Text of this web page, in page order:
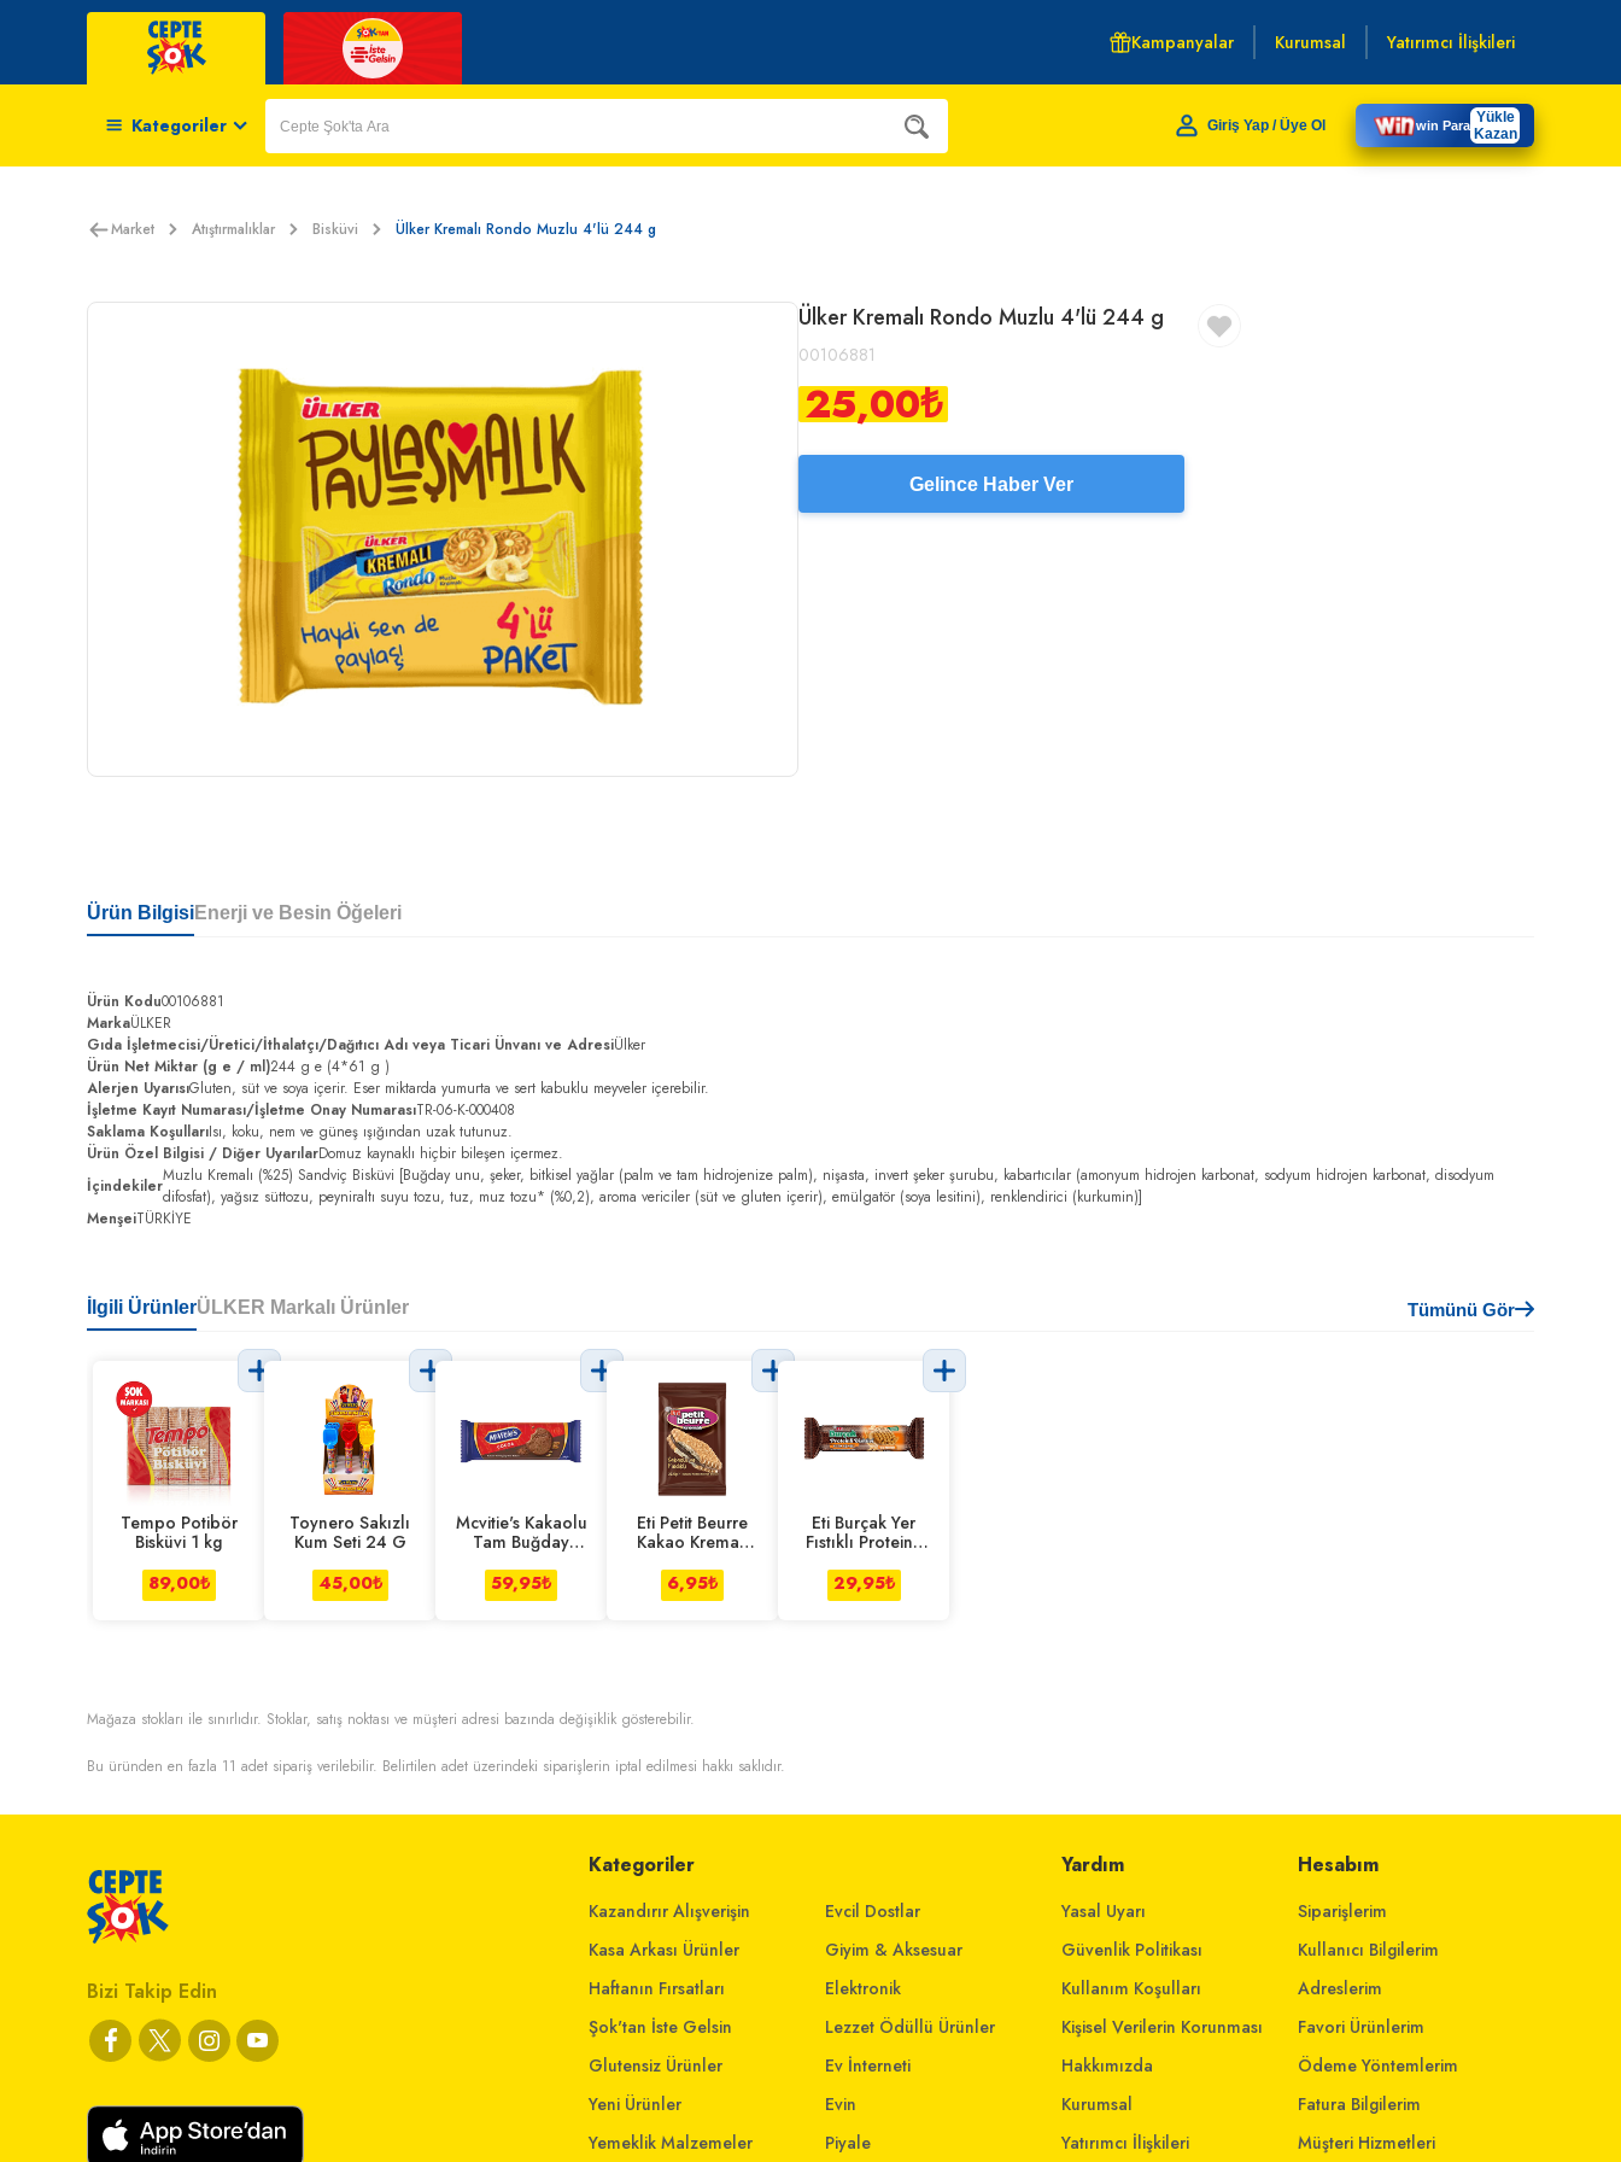
Kampanyalar Kurumsal Yatırımcı İlişkileri
Kategoriler Giriş Yap / Üye Ol win Para Yükle
Kazan
Market Atıştırmalıklar Bisküvi Ülker Kremalı Rondo Muzlu 4'lü 244 g
Ülker Kremalı Rondo Muzlu 4'lü 244 g
00106881
25,00₺
Gelince Haber Ver
Ürün BilgisiEnerji ve Besin Öğeleri
Ürün Kodu00106881
MarkaÜLKER
Gıda İşletmecisi/Üretici/İthalatçı/Dağıtıcı Adı veya Ticari Ünvanı ve AdresiÜlker
Ürün Net Miktar (g e / ml)244 g e (4*61 g )
Alerjen UyarısıGluten, süt ve soya içerir. Eser miktarda yumurta ve sert kabuklu meyveler içerebilir.
İşletme Kayıt Numarası/İşletme Onay NumarasıTR-06-K-000408
Saklama KoşullarıIsı, koku, nem ve güneş ışığından uzak tutunuz.
Ürün Özel Bilgisi / Diğer UyarılarDomuz kaynaklı hiçbir bileşen içermez.
İçindekilerMuzlu Kremalı (%25) Sandviç Bisküvi [Buğday unu, şeker, bitkisel yağlar (palm ve tam hidrojenize palm), nişasta, invert şeker şurubu, kabartıcılar (amonyum hidrojen karbonat, sodyum hidrojen karbonat, disodyum
difosfat), yağsız süttozu, peyniraltı suyu tozu, tuz, muz tozu* (%0,2), aroma vericiler (süt ve gluten içerir), emülgatör (soya lesitini), renklendirici (kurkumin)]
MenşeiTÜRKİYE
İlgili ÜrünlerÜLKER Markalı Ürünler Tümünü Gör
Tempo Potibör
Bisküvi 1 kg
89,00₺
Toynero Sakızlı
Kum Seti 24 G
45,00₺
Mcvitie's Kakaolu
Tam Buğday
G
59,95₺
Eti Petit Beurre
Kakao Kremalı
6,95₺
Eti Burçak Yer
Fıstıklı Proteinli
29,95₺
Mağaza stokları ile sınırlıdır. Stoklar, satış noktası ve müşteri adresi bazında değişiklik gösterebilir.
Bu üründen en fazla 11 adet sipariş verilebilir. Belirtilen adet üzerindeki siparişlerin iptal edilmesi hakkı saklıdır.
Bizi Takip Edin
Kategoriler
Kazandırır Alışverişin
Kasa Arkası Ürünler
Haftanın Fırsatları
Şok'tan İste Gelsin
Glutensiz Ürünler
Yeni Ürünler
Yemeklik Malzemeler
Evcil Dostlar
Giyim & Aksesuar
Elektronik
Lezzet Ödüllü Ürünler
Ev İnterneti
Evin
Piyale
Yardım
Yasal Uyarı
Güvenlik Politikası
Kullanım Koşulları
Kişisel Verilerin Korunması
Hakkımızda
Kurumsal
Yatırımcı İlişkileri
Hesabım
Siparişlerim
Kullanıcı Bilgilerim
Adreslerim
Favori Ürünlerim
Ödeme Yöntemlerim
Fatura Bilgilerim
Müşteri Hizmetleri